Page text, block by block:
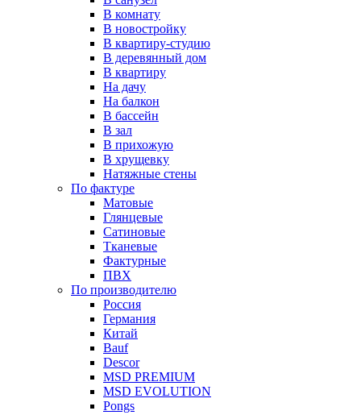
В комнату
В новостройку
В квартиру-студию
В деревянный дом
В квартиру
На дачу
На балкон
В бассейн
В зал
В прихожую
В хрущевку
Натяжные стены
По фактуре
Матовые
Глянцевые
Сатиновые
Тканевые
Фактурные
ПВХ
По производителю
Россия
Германия
Китай
Вauf
Descor
MSD PREMIUM
MSD EVOLUTION
Pongs